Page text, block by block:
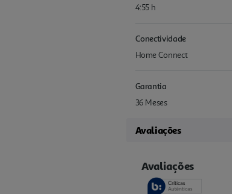
4:55 h
Conectividade
Home Connect
Garantia
36 Meses
Avaliações